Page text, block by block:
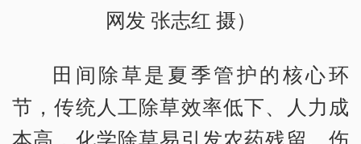
网发 张志红 摄）
田间除草是夏季管护的核心环
节，传统人工除草效率低下、人力成